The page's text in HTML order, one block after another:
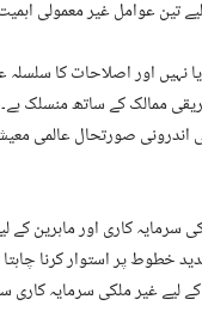
عوامل غیر معمولی
اور اصلاحات کا سلسلہ
ممالک کے ساتھ منسلک ہے۔
صورتحال عالمی
سرمایہ کاری اور ماہرین
معیشت کو جدید خطوط پر
لیے غیر ملکی سرمایہ کاری